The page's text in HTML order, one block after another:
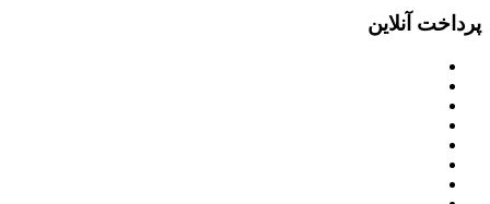
پرداخت آنلاین